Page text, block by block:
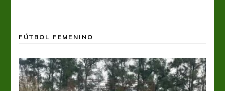
FÚTBOL FEMENINO